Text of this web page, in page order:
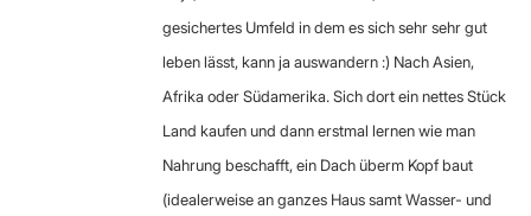
gesichertes Umfeld in dem es sich sehr sehr gut
leben lässt, kann ja auswandern :) Nach Asien,
Afrika oder Südamerika. Sich dort ein nettes Stück
Land kaufen und dann erstmal lernen wie man
Nahrung beschafft, ein Dach überm Kopf baut
(idealerweise an ganzes Haus samt Wasser- und